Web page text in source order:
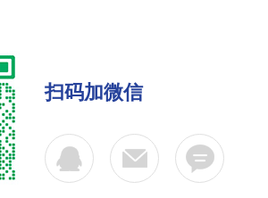
扫码加微信